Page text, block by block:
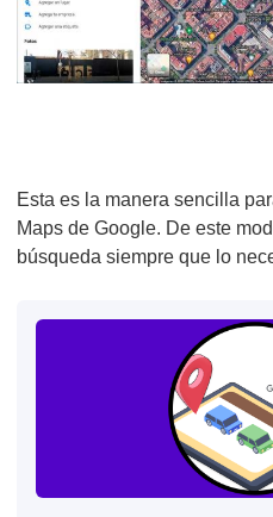
Esta es la manera sencilla
Maps de Google. De este
búsqueda siempre que lo